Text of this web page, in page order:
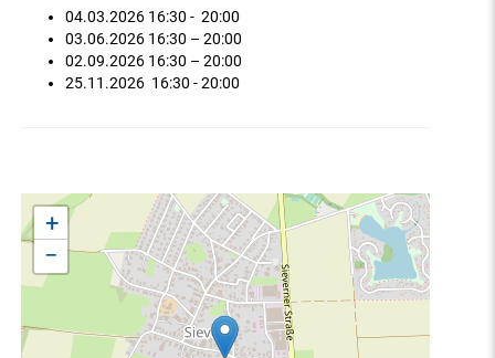
04.03.2026 16:30 - 20:00
03.06.2026 16:30 – 20:00
02.09.2026 16:30 – 20:00
25.11.2026 16:30 - 20:00
+
−